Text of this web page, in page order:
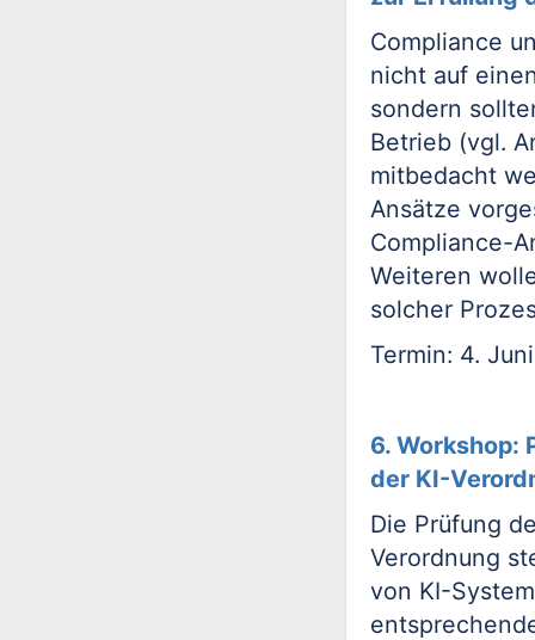
Compliance
nicht auf
sondern
Betrieb (vgl.
mitbedacht
Ansätze
Compliance-
Weiteren
solcher
Termin: 4.
6. Workshop:
der KI-
Die Prüfung
Verordnung
von KI-